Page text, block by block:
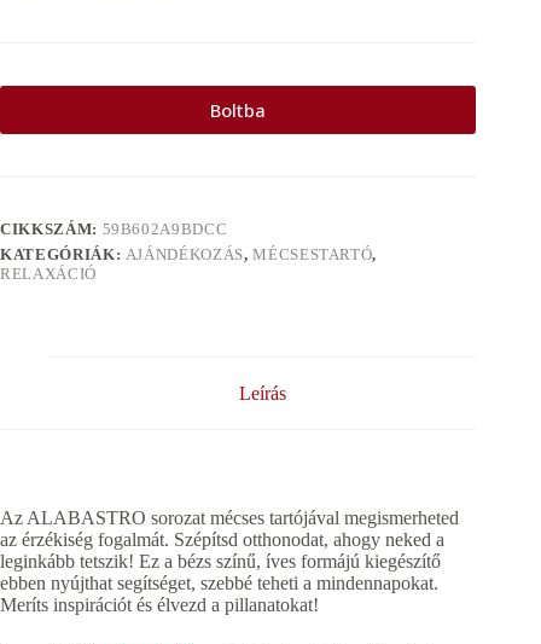
Boltba
CIKKSZÁM: 59B602A9BDCC
KATEGÓRIÁK: AJÁNDÉKOZÁS,MÉCSESTARTÓ,
RELAXÁCIÓ
Leírás
Az ALABASTRO sorozat mécses tartójával megismerheted
az érzékiség fogalmát. Szépítsd otthonodat, ahogy neked a
leginkább tetszik! Ez a bézs színű, íves formájú kiegészítő
ebben nyújthat segítséget, szebbé teheti a mindennapokat.
Meríts inspirációt és élvezd a pillanatokat!